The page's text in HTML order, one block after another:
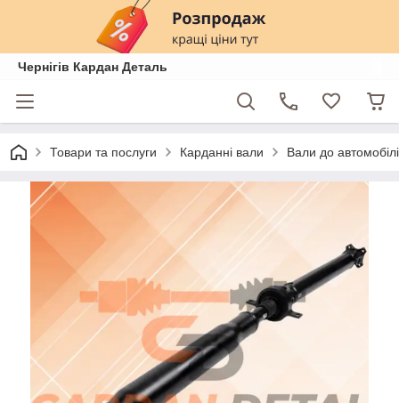
Чернігів Кардан Деталь
Товари та послуги Карданні вали Вали до